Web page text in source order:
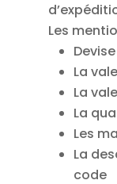
Les
Devise
La
La
La
Les
La
code